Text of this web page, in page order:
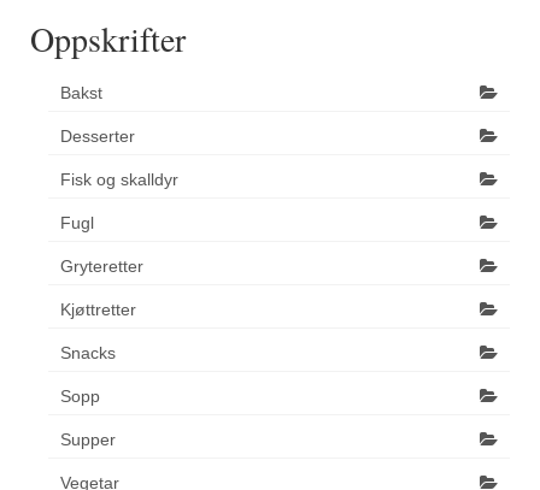
Oppskrifter
Bakst
Desserter
Fisk og skalldyr
Fugl
Gryteretter
Kjøttretter
Snacks
Sopp
Supper
Vegetar